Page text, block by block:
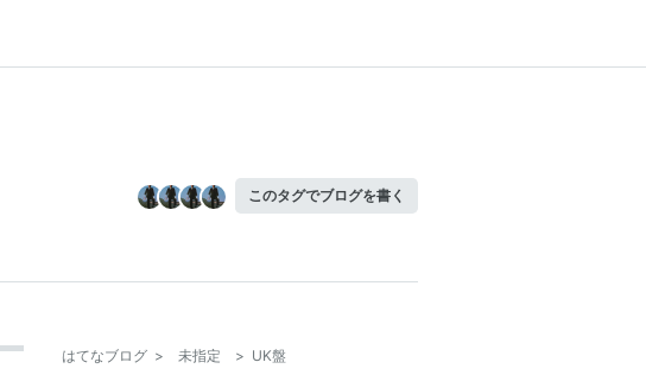
このタグでブログを書く
はてなブログ > 未指定 > UK盤